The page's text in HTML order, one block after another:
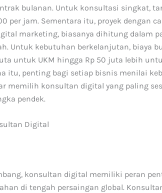
bulanan. Untuk konsultasi singkat,
per jam. Sementara itu, proyek dengan
marketing, biasanya dihitung dalam
Untuk kebutuhan berkelanjutan, biaya
untuk UKM hingga Rp 50 juta lebih
itu, penting bagi setiap bisnis menilai
memilih konsultan digital yang paling
pendek.
Digital
konsultan digital memiliki peran
di tengah persaingan global.